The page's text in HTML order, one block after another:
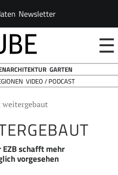
Newsletter
☰
GARTEN
VIDEO / PODCAST
weitergebaut
EZB schafft mehr
vorgesehen